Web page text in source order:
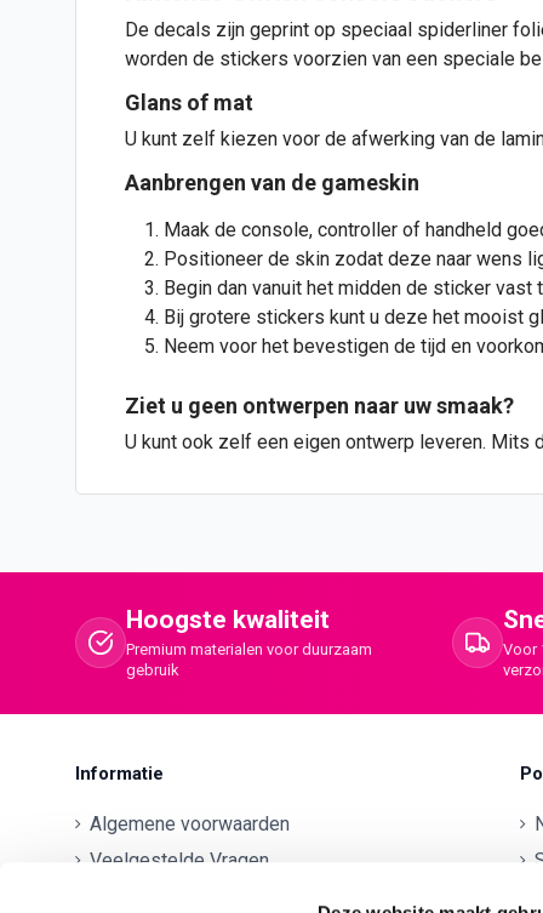
De decals zijn geprint op speciaal spiderliner
worden de stickers voorzien van een speciale
Glans of mat
U kunt zelf kiezen voor de afwerking van de
Aanbrengen van de gameskin
Maak de console, controller of handheld
Positioneer de skin zodat deze naar wens
Begin dan vanuit het midden de sticker vast
Bij grotere stickers kunt u deze het mooist
Neem voor het bevestigen de tijd en
Ziet u geen ontwerpen naar uw smaak?
U kunt ook zelf een eigen ontwerp leveren. Mits
Hoogste kwaliteit
Premium materialen voor duurzaam
gebruik
Voor
Informatie
Algemene voorwaarden
Veelgestelde Vragen